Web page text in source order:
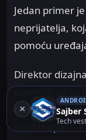
Jedan primer
neprijatelja,
pomoću
Direktor
omogućilo brži
6vs6 mapa —
× Sajber
Tech